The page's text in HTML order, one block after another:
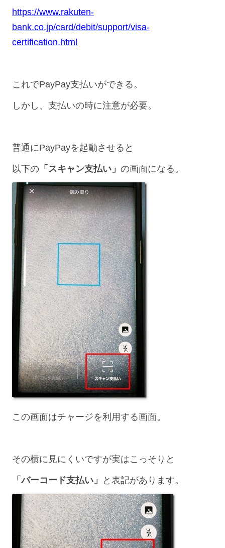
https://www.rakuten-
bank.co.jp/card/debit/support/visa-
certification.html
これでPayPay支払いができる。
しかし、支払いの時に注意が必要。
普通にPayPayを起動させると
以下の 「スキャン支払い」 の画面になる。
この画面はチャージを利用する画面。
その横に見にくいですが実はこっそりと
「バーコード支払い」 と表記があります。